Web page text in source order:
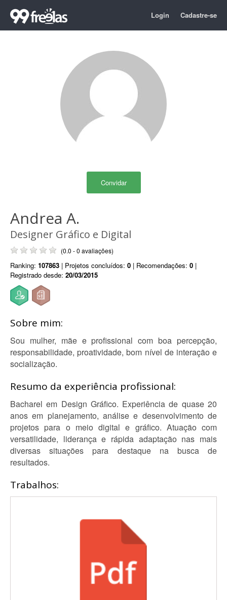
Login Cadastre-se
Convidar
Andrea A.
Designer Gráfico e Digital
(0.0 - 0 avaliações)
Ranking: 107863 | Projetos concluídos: 0 | Recomendações: 0 |
Registrado desde: 20/03/2015
Sobre mim:
Sou mulher, mãe e profissional com boa percepção,
responsabilidade, proatividade, bom nível de interação e
socialização.
Resumo da experiência profissional:
Bacharel em Design Gráfico. Experiência de quase 20
anos em planejamento, análise e desenvolvimento de
projetos para o meio digital e gráfico. Atuação com
versatilidade, liderança e rápida adaptação nas mais
diversas situações para destaque na busca de
resultados.
Trabalhos: